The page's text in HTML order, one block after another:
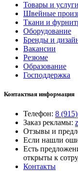
Товары и услуги
Швейные
Ткани и
Оборудование
Бренды и
Вакансии
Резюме
Образование
Господдержка
Контактная информация
Телефон: 8
Заказ рекламы:
Отзывы и
Если нашли
Есть
открыты к
Контакты